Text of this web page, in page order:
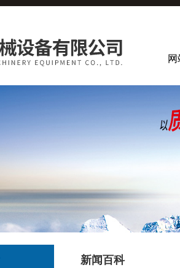
新闻百科